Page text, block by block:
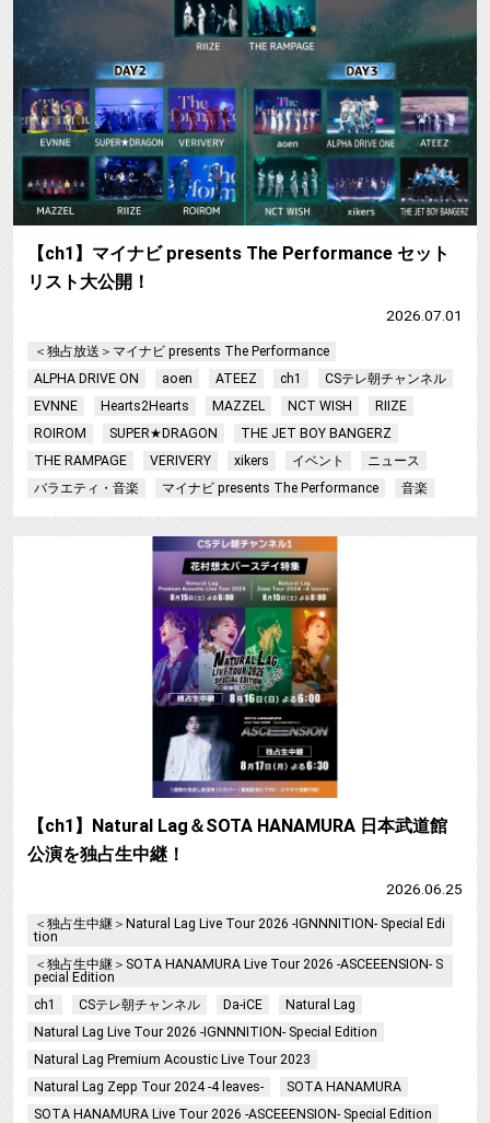
【ch1】マイナビ presents The Performance セット
リスト大公開！
2026.07.01
＜独占放送＞マイナビ presents The Performance
ALPHA DRIVE ON
aoen ATEEZ ch1
CSテレ朝チャンネル
EVNNE
Hearts2Hearts MAZZEL NCT WISH
RIIZE
ROIROM
SUPER★DRAGON
THE JET BOY BANGERZ
THE RAMPAGE
VERIVERY xikers イベント
ニュース
バラエティ・音楽
マイナビ presents The Performance 音楽
【ch1】Natural Lag＆SOTA HANAMURA 日本武道館
公演を独占生中継！
2026.06.25
＜独占生中継＞Natural Lag Live Tour 2026 -IGNNNITION- Special Edi
tion
＜独占生中継＞SOTA HANAMURA Live Tour 2026 -ASCEEENSION- S
pecial Edition
ch1
CSテレ朝チャンネル Da-iCE
Natural Lag
Natural Lag Live Tour 2026 -IGNNNITION- Special Edition
Natural Lag Premium Acoustic Live Tour 2023
Natural Lag Zepp Tour 2024 -4 leaves-
SOTA HANAMURA
SOTA HANAMURA Live Tour 2026 -ASCEEENSION- Special Edition